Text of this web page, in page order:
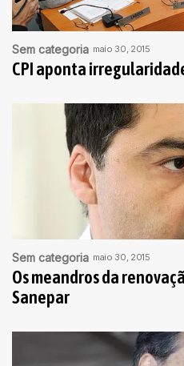
Sem categoria maio 30, 2015
CPI aponta
Sem categoria maio 30, 2015
Os meandros da
Sanepar